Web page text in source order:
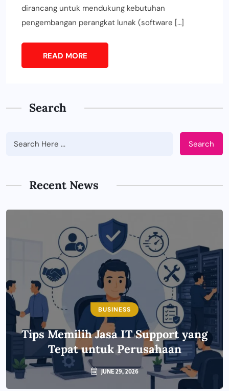
dirancang untuk mendukung kebutuhan
pengembangan perangkat lunak (software […]
READ MORE
Search
Search
Recent News
BUSINESS
Tips Memilih Jasa IT Support yang
Tepat untuk Perusahaan
JUNE 29, 2026